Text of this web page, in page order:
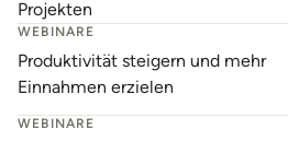
Projekten
WEBINARE
Produktivität steigern und mehr
Einnahmen erzielen
WEBINARE